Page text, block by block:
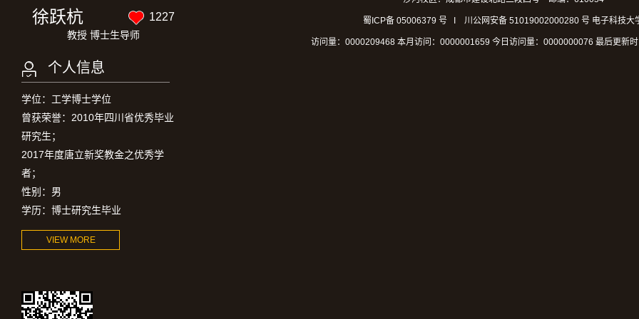
徐跃杭 1227
教授 博士生导师
个人信息
学位：工学博士学位
曾获荣誉：2010年四川省优秀毕业
研究生；
2017年度唐立新奖教金之优秀学
者；
性别：男
学历：博士研究生毕业
VIEW MORE
蜀ICP备 05006379 号 I 川公网安备 51019002000280 号 电子科技大
访问量： 0000209468本月访问： 0000001659 今日访问量： 0000000076 最后更新